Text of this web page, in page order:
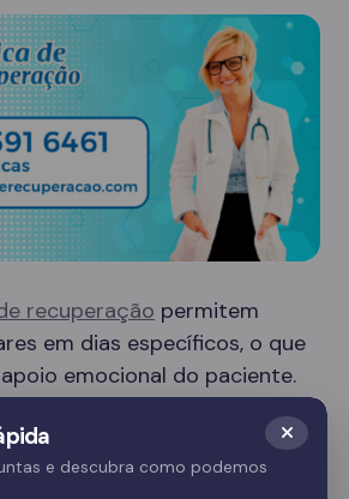
recuperação permitem
em dias específicos, o que
emocional do paciente.
no processo de
o vínculo familiar.
e descubra como podemos